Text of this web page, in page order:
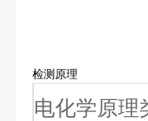
检测原理
电化学原理